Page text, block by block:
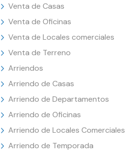
Venta de Casas
Venta de Oficinas
Venta de Locales comerciales
Venta de Terreno
Arriendos
Arriendo de Casas
Arriendo de Departamentos
Arriendo de Oficinas
Arriendo de Locales Comerciales
Arriendo de Temporada